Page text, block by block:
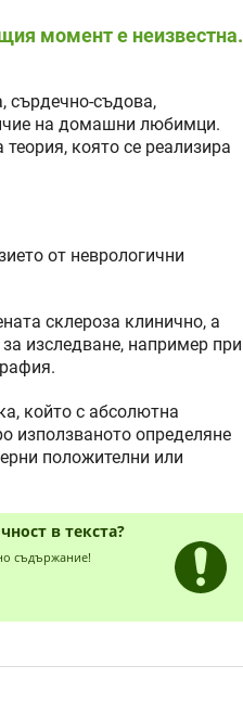
момент е неизвестна.
сърдечно-съдова,
на домашни любимци.
която се реализира
от неврологични
склероза клинично, а
изследване, например при
който с абсолютна
използваното определяне
положителни или
в текста?
съдържание!